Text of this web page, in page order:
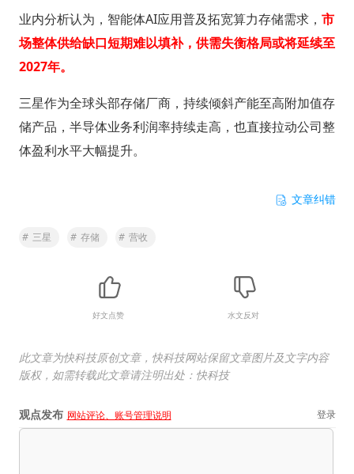
业内分析认为，智能体AI应用普及拓宽算力存储需求， 市
场整体供给缺口短期难以填补，供需失衡格局或将延续至
2027年。
三星作为全球头部存储厂商，持续倾斜产能至高附加值存
储产品，半导体业务利润率持续走高，也直接拉动公司整
体盈利水平大幅提升。
文章纠错
# 三星 # 存储 # 营收
好文点赞 水文反对
此文章为快科技原创文章，快科技网站保留文章图片及文字内容
版权，如需转载此文章请注明出处：快科技
观点发布 网站评论、账号管理说明 登录